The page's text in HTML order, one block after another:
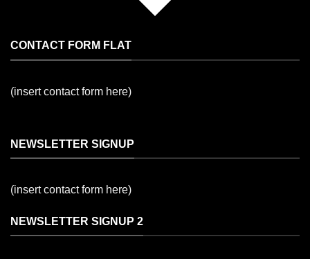
CONTACT FORM FLAT
(insert contact form here)
NEWSLETTER SIGNUP
(insert contact form here)
NEWSLETTER SIGNUP 2